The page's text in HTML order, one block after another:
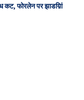
कट, फोरलेन पर झाडय़िां